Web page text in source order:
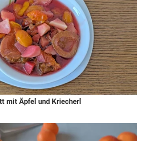
mit Äpfel und Kriecherl